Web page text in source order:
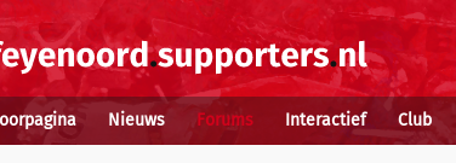
Nieuws Forums Interactief Club